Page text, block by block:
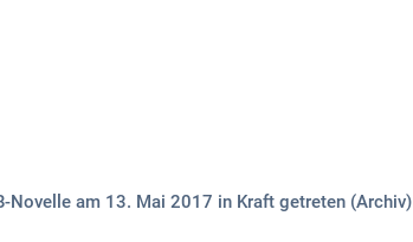
Novelle am 13. Mai 2017 in Kraft getreten (Archiv)